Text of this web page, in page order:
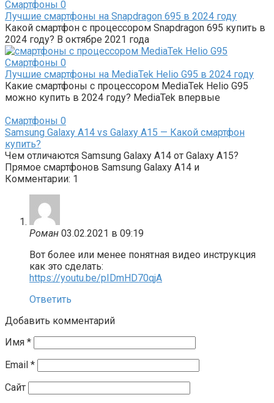
Смартфоны 0
Лучшие смартфоны на Snapdragon 695 в 2024 году
Какой смартфон с процессором Snapdragon 695 купить в
2024 году? В октябре 2021 года
Смартфоны 0
Лучшие смартфоны на MediaTek Helio G95 в 2024 году
Какие смартфоны с процессором MediaTek Helio G95
можно купить в 2024 году? MediaTek впервые
Смартфоны 0
Samsung Galaxy A14 vs Galaxy A15 — Какой смартфон
купить?
Чем отличаются Samsung Galaxy A14 от Galaxy A15?
Прямое смартфонов Samsung Galaxy A14 и
Комментарии: 1
Роман 03.02.2021 в 09:19
Вот более или менее понятная видео инструкция
как это сделать:
https://youtu.be/pIDmHD70qjA
Ответить
Добавить комментарий
Имя *
Email *
Сайт